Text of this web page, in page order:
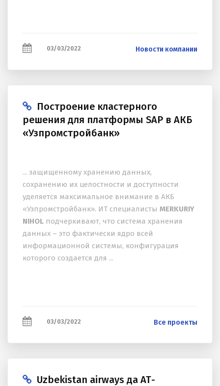
03/03/2022 Новости компании
Построение кластерного
решения для платформы SAP в АКБ
«Узпромстройбанк»
... защищенному хранению данных,
сохранению их целостности и доступности
уделяется максимальное внимание в АКБ
«Узпромстройбанк». ИТ специалисты MERKURIY
NIHOL подчеркивают, что система хранения
данных – это фактически ядро всей
информационной системы, конфигурация
которого создается для ...
03/03/2022 Все проекты
Uzbekistan airways да АТ-